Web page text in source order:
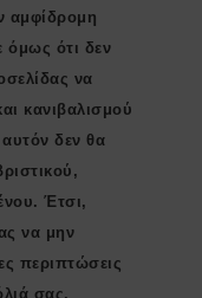
αμφίδρομη
όμως ότι δεν
να
κανιβαλισμού
δεν θα
Έτσι,
να μην
περιπτώσεις
σας,